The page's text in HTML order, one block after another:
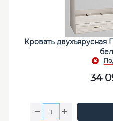
Кровать двухъярусная
34